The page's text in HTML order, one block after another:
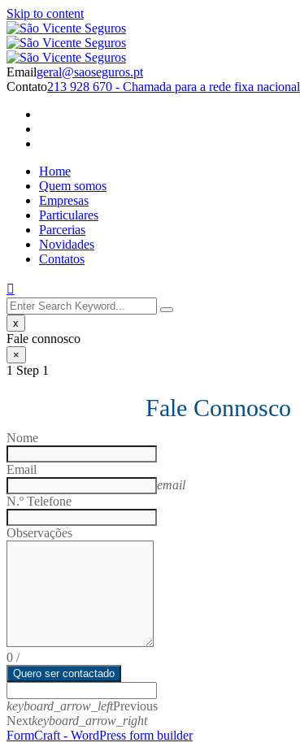
Skip to content
Emailgeral@saoseguros.pt
Contato213 928 670 - Chamada para a rede fixa nacional
Home
Quem somos
Empresas
Particulares
Parcerias
Novidades
Contatos
x
Fale connosco
×
1 Step 1
Fale Connosco
Nome
Email
email
N.º Telefone
Observações
0 /
Quero ser contactado
keyboard_arrow_leftPrevious
Nextkeyboard_arrow_right
FormCraft - WordPress form builder